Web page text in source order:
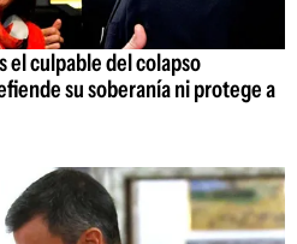
el culpable del colapso
su soberanía ni protege a